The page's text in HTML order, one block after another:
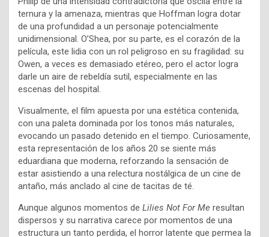
ternura y la amenaza, mientras que Hoffman logra dotar
de una profundidad a un personaje potencialmente
unidimensional. O’Shea, por su parte, es el corazón de la
película, este lidia con un rol peligroso en su fragilidad: su
Owen, a veces es demasiado etéreo, pero el actor logra
darle un aire de rebeldía sutil, especialmente en las
escenas del hospital.
Visualmente, el film apuesta por una estética contenida,
con una paleta dominada por los tonos más naturales,
evocando un pasado detenido en el tiempo. Curiosamente,
esta representación de los años 20 se siente más
eduardiana que moderna, reforzando la sensación de
estar asistiendo a una relectura nostálgica de un cine de
antaño, más anclado al cine de tacitas de té.
Aunque algunos momentos de Lilies Not For Me resultan
dispersos y su narrativa carece por momentos de una
estructura un tanto perdida, el horror latente que permea la